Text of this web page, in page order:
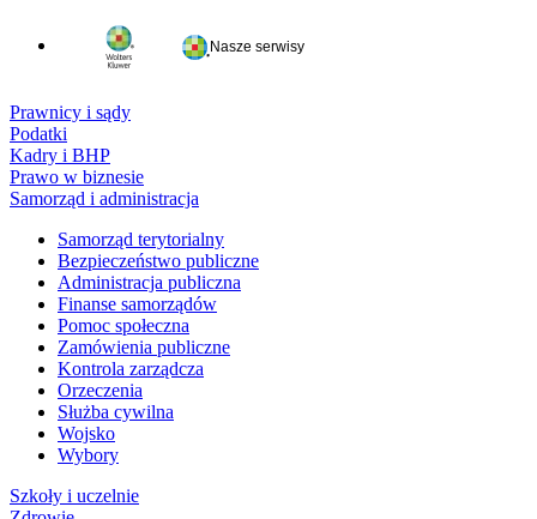
Nasze serwisy
Prawnicy i sądy
Podatki
Kadry i BHP
Prawo w biznesie
Samorząd i administracja
Samorząd terytorialny
Bezpieczeństwo publiczne
Administracja publiczna
Finanse samorządów
Pomoc społeczna
Zamówienia publiczne
Kontrola zarządcza
Orzeczenia
Służba cywilna
Wojsko
Wybory
Szkoły i uczelnie